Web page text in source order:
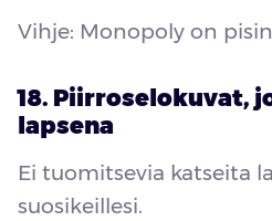
Vihje: Monopoly on
18. Piirroselokuvat,
lapsena
Ei tuomitsevia katseita
suosikeillesi.